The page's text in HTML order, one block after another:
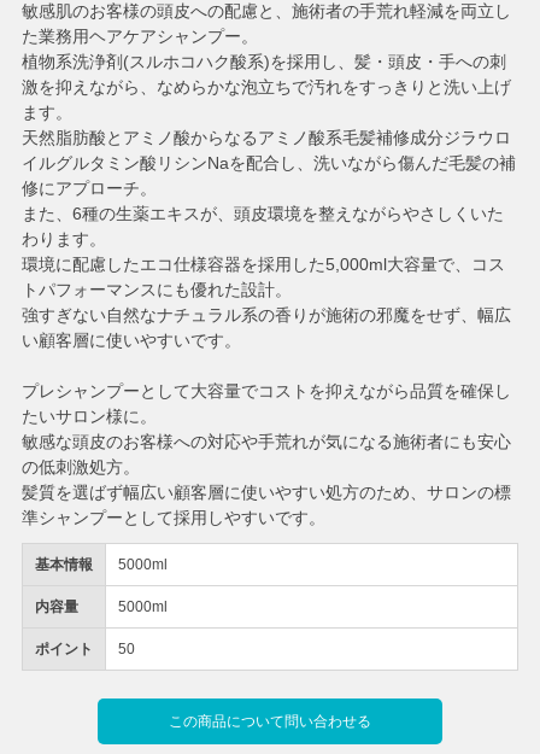
基本情報 5000ml
内容量 5000ml
ポイント 50
この商品について問い合わせる
敏感肌のお客様の頭皮への配慮と、施術者の手荒れ軽減を両立し
た業務用ヘアケアシャンプー。
植物系洗浄剤(スルホコハク酸系)を採用し、髪・頭皮・手への刺
激を抑えながら、なめらかな泡立ちで汚れをすっきりと洗い上げ
ます。
天然脂肪酸とアミノ酸からなるアミノ酸系毛髪補修成分ジラウロ
イルグルタミン酸リシンNaを配合し、洗いながら傷んだ毛髪の補
修にアプローチ。
また、6種の生薬エキスが、頭皮環境を整えながらやさしくいた
わります。
環境に配慮したエコ仕様容器を採用した5,000ml大容量で、コス
トパフォーマンスにも優れた設計。
強すぎない自然なナチュラル系の香りが施術の邪魔をせず、幅広
い顧客層に使いやすいです。
プレシャンプーとして大容量でコストを抑えながら品質を確保し
たいサロン様に。
敏感な頭皮のお客様への対応や手荒れが気になる施術者にも安心
の低刺激処方。
髪質を選ばず幅広い顧客層に使いやすい処方のため、サロンの標
準シャンプーとして採用しやすいです。